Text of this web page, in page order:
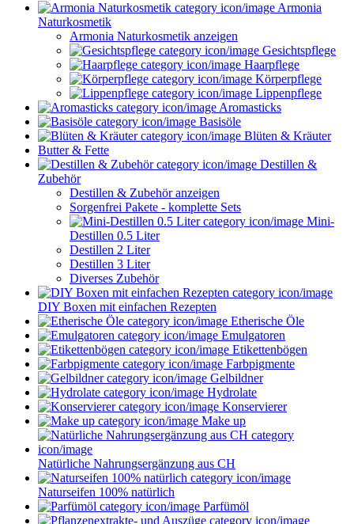
Armonia
Naturkosmetik
Armonia Naturkosmetik anzeigen
Gesichtspflege
Haarpflege
Körperpflege
Lippenpflege
Aromasticks
Basisöle
Blüten & Kräuter
Butter & Fette
Destillen &
Zubehör
Destillen & Zubehör anzeigen
Sorgenfrei Pakete - komplette Sets
Mini-
Destillen 0.5 Liter
Destillen 2 Liter
Destillen 3 Liter
Diverses Zubehör
DIY Boxen mit einfachen Rezepten
Etherische Öle
Emulgatoren
Etikettenbögen
Farbpigmente
Gelbildner
Hydrolate
Konservierer
Make up
Natürliche Nahrungsergänzung aus CH
Naturseifen 100% natürlich
Parfümöl